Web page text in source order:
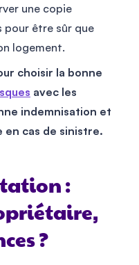
une copie
pour être sûr que
logement.
choisir la bonne
avec les
indemnisation et
en cas de sinistre.
:
?